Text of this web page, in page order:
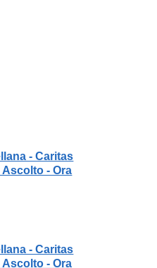
- Caritas
- Ora
- Caritas
- Ora